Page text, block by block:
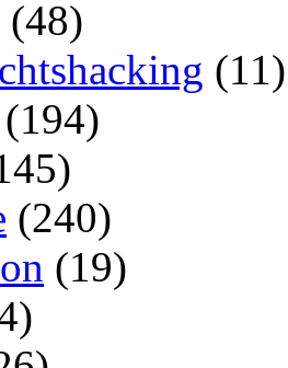
(48)
(11)
(194)
(240)
(19)